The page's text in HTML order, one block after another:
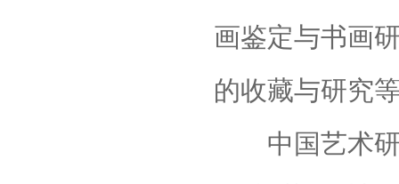
画鉴定与书画
的收藏与研究
中国艺术研